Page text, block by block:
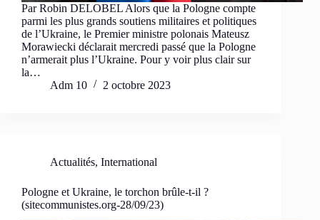
Par Robin DELOBEL Alors que la Pologne compte
parmi les plus grands soutiens militaires et politiques
de l’Ukraine, le Premier ministre polonais Mateusz
Morawiecki déclarait mercredi passé que la Pologne
n’armerait plus l’Ukraine. Pour y voir plus clair sur
la…
Adm 10
2 octobre 2023
Actualités, International
Pologne et Ukraine, le torchon brûle-t-il ?
(sitecommunistes.org-28/09/23)